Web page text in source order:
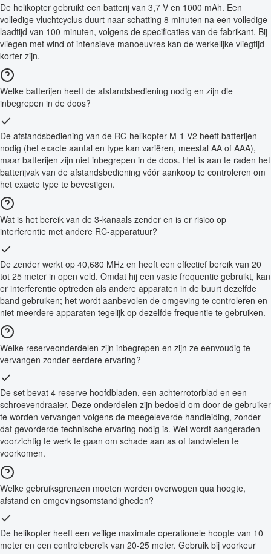
De helikopter gebruikt een batterij van 3,7 V en 1000 mAh. Een
volledige vluchtcyclus duurt naar schatting 8 minuten na een volledige
laadtijd van 100 minuten, volgens de specificaties van de fabrikant. Bij
vliegen met wind of intensieve manoeuvres kan de werkelijke vliegtijd
korter zijn.
Welke batterijen heeft de afstandsbediening nodig en zijn die
inbegrepen in de doos?
De afstandsbediening van de RC-helikopter M-1 V2 heeft batterijen
nodig (het exacte aantal en type kan variëren, meestal AA of AAA),
maar batterijen zijn niet inbegrepen in de doos. Het is aan te raden het
batterijvak van de afstandsbediening vóór aankoop te controleren om
het exacte type te bevestigen.
Wat is het bereik van de 3-kanaals zender en is er risico op
interferentie met andere RC-apparatuur?
De zender werkt op 40,680 MHz en heeft een effectief bereik van 20
tot 25 meter in open veld. Omdat hij een vaste frequentie gebruikt, kan
er interferentie optreden als andere apparaten in de buurt dezelfde
band gebruiken; het wordt aanbevolen de omgeving te controleren en
niet meerdere apparaten tegelijk op dezelfde frequentie te gebruiken.
Welke reserveonderdelen zijn inbegrepen en zijn ze eenvoudig te
vervangen zonder eerdere ervaring?
De set bevat 4 reserve hoofdbladen, een achterrotorblad en een
schroevendraaier. Deze onderdelen zijn bedoeld om door de gebruiker
te worden vervangen volgens de meegeleverde handleiding, zonder
dat gevorderde technische ervaring nodig is. Wel wordt aangeraden
voorzichtig te werk te gaan om schade aan as of tandwielen te
voorkomen.
Welke gebruiksgrenzen moeten worden overwogen qua hoogte,
afstand en omgevingsomstandigheden?
De helikopter heeft een veilige maximale operationele hoogte van 10
meter en een controlebereik van 20-25 meter. Gebruik bij voorkeur